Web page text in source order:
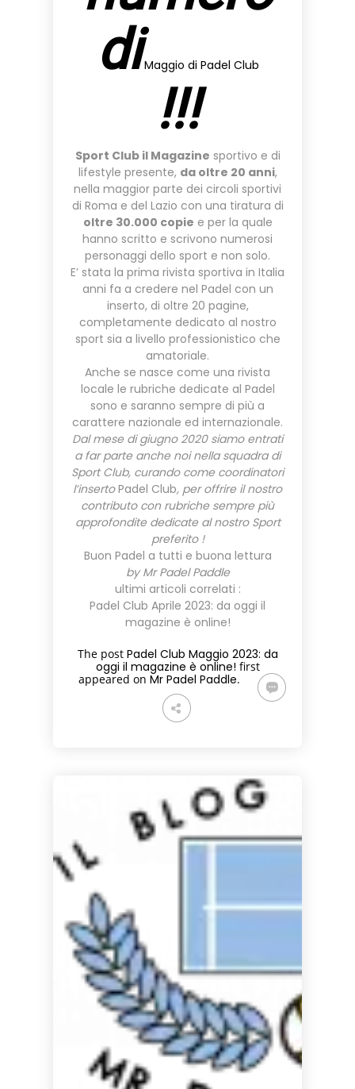
diMaggio di Padel Club
!!!
Sport Club il Magazine sportivo e di
lifestyle presente, da oltre 20 anni,
nella maggior parte dei circoli sportivi
di Roma e del Lazio con una tiratura di
oltre 30.000 copie e per la quale
hanno scritto e scrivono numerosi
personaggi dello sport e non solo.
E’ stata la prima rivista sportiva in Italia
anni fa a credere nel Padel con un
inserto, di oltre 20 pagine,
completamente dedicato al nostro
sport sia a livello professionistico che
amatoriale.
Anche se nasce come una rivista
locale le rubriche dedicate al Padel
sono e saranno sempre di più a
carattere nazionale ed internazionale.
Dal mese di giugno 2020 siamo entrati
a far parte anche noi nella squadra di
Sport Club, curando come coordinatori
l’insertoPadel Club, per offrire il nostro
contributo con rubriche sempre più
approfondite dedicate al nostro Sport
preferito !
Buon Padel a tutti e buona lettura
by Mr Padel Paddle
ultimi articoli correlati :
Padel Club Aprile 2023: da oggi il
magazine è online!
The post Padel Club Maggio 2023: da
oggi il magazine è online! first
appeared on Mr Padel Paddle.